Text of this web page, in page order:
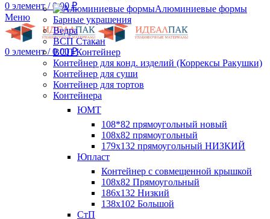
0 элемент / 0.00₽
Меню
0 элемент / 0.00₽
Алюминиевые формы
Барные украшения
Ведра
ВСП Стакан
ВСП Контейнер
Контейнер для конд. изделий (Коррексы Ракушки)
Контейнер для суши
Контейнер для тортов
Контейнера
ЮМТ
108*82 прямоугольный новый
108х82 прямоугольный
179х132 прямоугольный НИЗКИЙ
Юпласт
Контейнер с совмещенной крышкой
108х82 Прямоугольный
186х132 Низкий
138х102 Большой
СтП